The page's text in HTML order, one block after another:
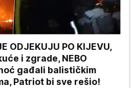
ODJEKUJU PO KIJEVU,
i zgrade, NEBO
gađali balističkim
Patriot bi sve rešio!